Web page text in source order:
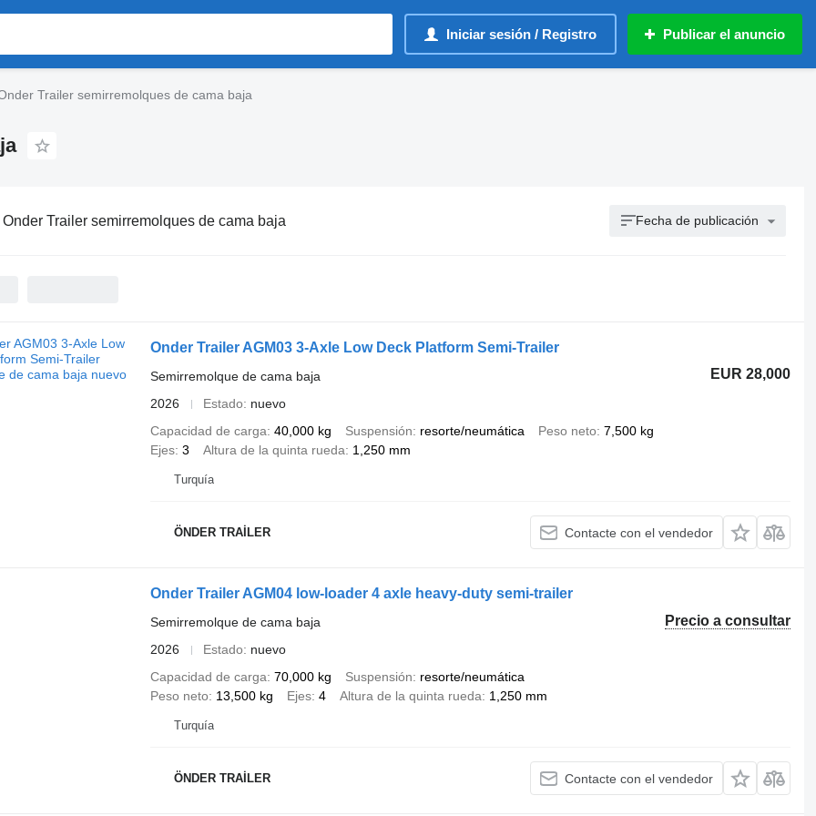
Iniciar sesión / Registro Publicar el anuncio
Trailer semirremolques de cama baja
Onder Trailer semirremolques de cama baja Fecha de publicación
Onder Trailer AGM03 3-Axle Low Deck Platform Semi-Trailer
EUR 28,000
Semirremolque de cama baja
2026
Estado
nuevo
Capacidad de carga 40,000 kg Suspensión resorte/neumática Peso neto 7,500 kg
Ejes 3 Altura de la quinta rueda 1,250 mm
Turquía
ÖNDER TRAİLER Contacte con el vendedor
Onder Trailer AGM04 low-loader 4 axle heavy-duty semi-trailer
Precio a consultar
Semirremolque de cama baja
2026
Estado
nuevo
Capacidad de carga 70,000 kg Suspensión
resorte/neumática
Peso neto
13,500 kg Ejes 4 Altura de la quinta rueda 1,250 mm
Turquía
ÖNDER TRAİLER Contacte con el vendedor